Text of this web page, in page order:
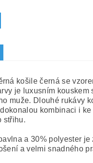
košile černá se
je luxusním kouskem
muže. Dlouhé rukávy
kombinaci i ke
střihu.
a 30% polyester je
a velmi snadného